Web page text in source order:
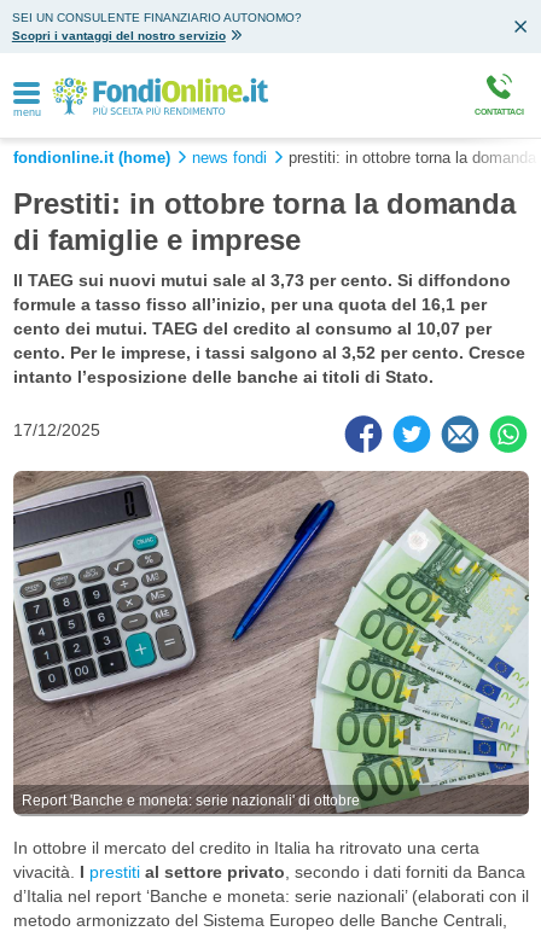
SEI UN CONSULENTE FINANZIARIO AUTONOMO?
Scopri i vantaggi del nostro servizio
menu CONTATTACI
fondionline.it (home) news fondi prestiti: in ottobre torna la
Prestiti: in ottobre torna la domanda
di famiglie e imprese
Il TAEG sui nuovi mutui sale al 3,73 per cento. Si diffondono
formule a tasso fisso all’inizio, per una quota del 16,1 per
cento dei mutui. TAEG del credito al consumo al 10,07 per
cento. Per le imprese, i tassi salgono al 3,52 per cento. Cresce
intanto l’esposizione delle banche ai titoli di Stato.
17/12/2025
Report 'Banche e moneta: serie nazionali' di ottobre
In ottobre il mercato del credito in Italia ha ritrovato una certa
vivacità. I prestitial settore privato , secondo i dati forniti da Banca
d’Italia nel report ‘Banche e moneta: serie nazionali’ (elaborati con il
metodo armonizzato del Sistema Europeo delle Banche Centrali,